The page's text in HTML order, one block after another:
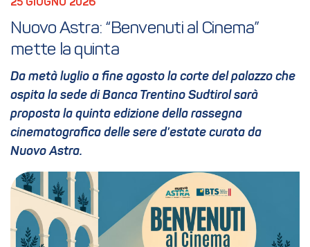
25 GIUGNO 2026
Nuovo Astra: “Benvenuti al Cinema”
mette la quinta
Da metà luglio a fine agosto la corte del palazzo che
ospita la sede di Banca Trentino Sudtirol sarà
proposta la quinta edizione della rassegna
cinematografica delle sere d’estate curata da
Nuovo Astra.